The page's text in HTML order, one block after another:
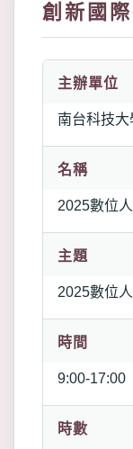
創新國
主辦單位
南台科技大
名稱
2025數位
主題
2025數位
時間
9:00-17:00
時數